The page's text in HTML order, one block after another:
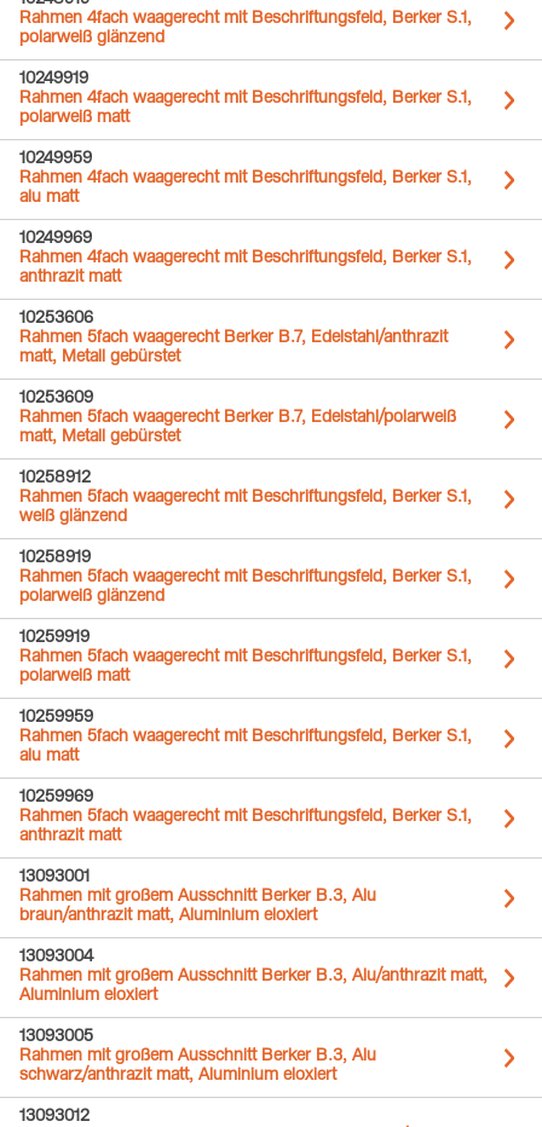
Rahmen 4fach waagerecht mit Beschriftungsfeld, Berker S.1,
polarweiß glänzend
10249919
Rahmen 4fach waagerecht mit Beschriftungsfeld, Berker S.1,
polarweiß matt
10249959
Rahmen 4fach waagerecht mit Beschriftungsfeld, Berker S.1,
alu matt
10249969
Rahmen 4fach waagerecht mit Beschriftungsfeld, Berker S.1,
anthrazit matt
10253606
Rahmen 5fach waagerecht Berker B.7, Edelstahl/anthrazit
matt, Metall gebürstet
10253609
Rahmen 5fach waagerecht Berker B.7, Edelstahl/polarweiß
matt, Metall gebürstet
10258912
Rahmen 5fach waagerecht mit Beschriftungsfeld, Berker S.1,
weiß glänzend
10258919
Rahmen 5fach waagerecht mit Beschriftungsfeld, Berker S.1,
polarweiß glänzend
10259919
Rahmen 5fach waagerecht mit Beschriftungsfeld, Berker S.1,
polarweiß matt
10259959
Rahmen 5fach waagerecht mit Beschriftungsfeld, Berker S.1,
alu matt
10259969
Rahmen 5fach waagerecht mit Beschriftungsfeld, Berker S.1,
anthrazit matt
13093001
Rahmen mit großem Ausschnitt Berker B.3, Alu
braun/anthrazit matt, Aluminium eloxiert
13093004
Rahmen mit großem Ausschnitt Berker B.3, Alu/anthrazit matt,
Aluminium eloxiert
13093005
Rahmen mit großem Ausschnitt Berker B.3, Alu
schwarz/anthrazit matt, Aluminium eloxiert
13093012